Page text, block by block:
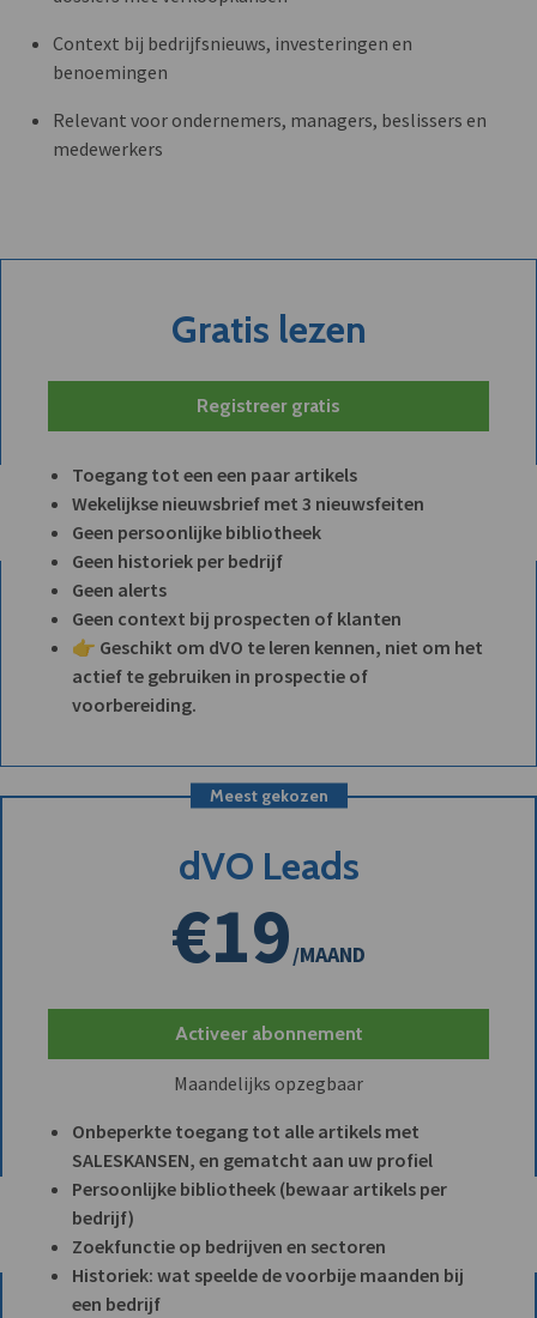
Context bij bedrijfsnieuws, investeringen en
benoemingen
Relevant voor ondernemers, managers, beslissers en
medewerkers
Gratis lezen
Registreer gratis
Toegang tot een een paar artikels
Wekelijkse nieuwsbrief met 3 nieuwsfeiten
Geen persoonlijke bibliotheek
Geen historiek per bedrijf
Geen alerts
Geen context bij prospecten of klanten
👉 Geschikt om dVO te leren kennen, niet om het
actief te gebruiken in prospectie of
voorbereiding.
Meest gekozen
dVO Leads
€19/MAAND
Activeer abonnement
Maandelijks opzegbaar
Onbeperkte toegang tot alle artikels met
SALESKANSEN, en gematcht aan uw profiel
Persoonlijke bibliotheek (bewaar artikels per
bedrijf)
Zoekfunctie op bedrijven en sectoren
Historiek: wat speelde de voorbije maanden bij
een bedrijf